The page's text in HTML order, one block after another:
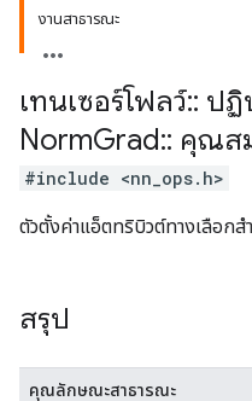
งานสาธารณะ
เทนเซอร์โฟลว์:: ปฏิ
NormGrad:: คุณส
#include <nn_ops.h>
ตัวตั้งค่าแอ็ตทริบิวต์ทางเลือกส
สรุป
คุณลักษณะสาธารณะ